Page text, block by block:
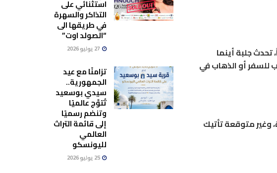
جلبة أينما
للسفر أو الذهاب في
وغير متوقعة تأتيك
استثنائي على
التذاكر والسهرة
في طريقها الى
“الصولد اوت”
تزامنًا مع عيد
الجمهورية..
سيدي بوسعيد
تُتوَّج عالميًا
وتنضم رسميًا
إلى قائمة التراث
العالمي
لليونسكو
25 يوليو 2026